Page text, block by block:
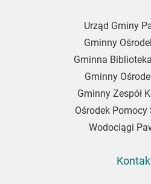
Urząd Gminy
Gminny
Gminna
Gminny
Gminny Zespół
Ośrodek Pomocy
Wodociągi